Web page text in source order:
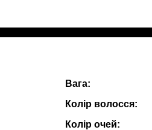
Вага:
Колір волосся:
Колір очей: